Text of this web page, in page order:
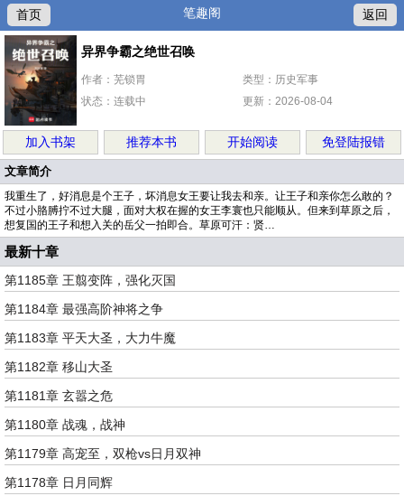
首页 笔趣阁 返回
异界争霸之绝世召唤
作者：芜锁胃
类型：历史军事
状态：连载中
更新：2026-08-04
加入书架 推荐本书 开始阅读 免登陆报错
文章简介
我重生了，好消息是个王子，坏消息女王要让我去和亲。让王子和亲你怎么敢的？
不过小胳膊拧不过大腿，面对大权在握的女王李寰也只能顺从。但来到草原之后，
想复国的王子和想入关的岳父一拍即合。草原可汗：贤…
最新十章
第1185章 王翦变阵，强化灭国
第1184章 最强高阶神将之争
第1183章 平天大圣，大力牛魔
第1182章 移山大圣
第1181章 玄嚣之危
第1180章 战魂，战神
第1179章 高宠至，双枪vs日月双神
第1178章 日月同辉